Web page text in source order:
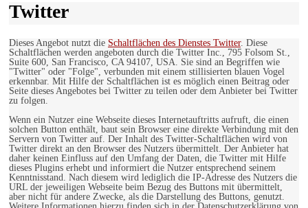
Twitter
Dieses Angebot nutzt die Schaltflächen des Dienstes Twitter. Diese
Schaltflächen werden angeboten durch die Twitter Inc., 795 Folsom St.,
Suite 600, San Francisco, CA 94107, USA. Sie sind an Begriffen wie
"Twitter" oder "Folge", verbunden mit einem stillisierten blauen Vogel
erkennbar. Mit Hilfe der Schaltflächen ist es möglich einen Beitrag oder
Seite dieses Angebotes bei Twitter zu teilen oder dem Anbieter bei Twitter
zu folgen.
Wenn ein Nutzer eine Webseite dieses Internetauftritts aufruft, die einen
solchen Button enthält, baut sein Browser eine direkte Verbindung mit den
Servern von Twitter auf. Der Inhalt des Twitter-Schaltflächen wird von
Twitter direkt an den Browser des Nutzers übermittelt. Der Anbieter hat
daher keinen Einfluss auf den Umfang der Daten, die Twitter mit Hilfe
dieses Plugins erhebt und informiert die Nutzer entsprechend seinem
Kenntnisstand. Nach diesem wird lediglich die IP-Adresse des Nutzers die
URL der jeweiligen Webseite beim Bezug des Buttons mit übermittelt,
aber nicht für andere Zwecke, als die Darstellung des Buttons, genutzt.